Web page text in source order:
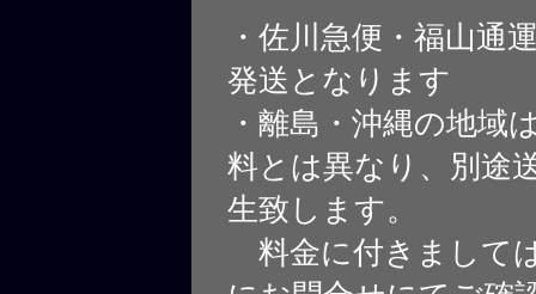
・佐川急便・福山通
発送となります
・離島・沖縄の地域
料とは異なり、別途
生致します。
料金に付きまして